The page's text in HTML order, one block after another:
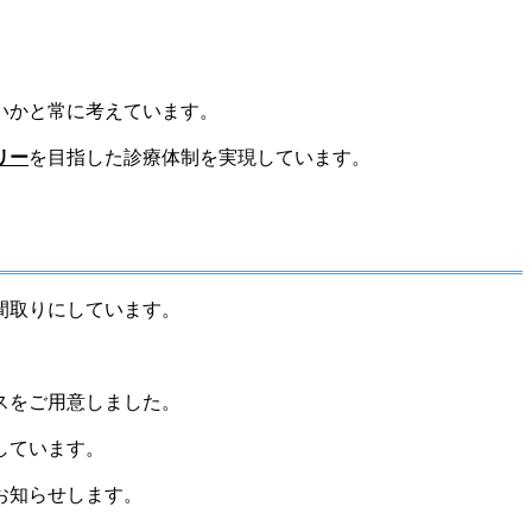
と常に考えています。
ーを目指した診療体制を実現しています。
取りにしています。
ご用意しました。
います。
らせします。